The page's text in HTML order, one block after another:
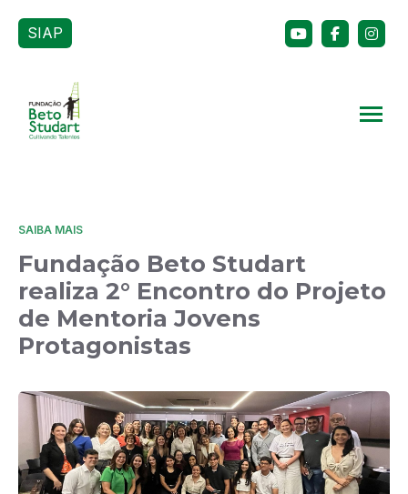
SIAP
SAIBA MAIS
Fundação Beto Studart
realiza 2° Encontro do Projeto
de Mentoria Jovens
Protagonistas